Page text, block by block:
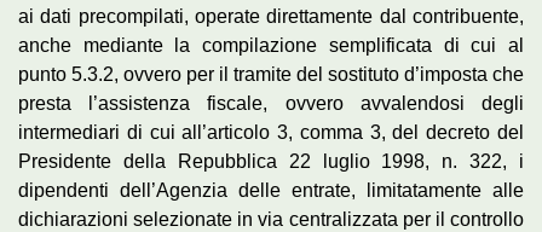
ai dati precompilati, operate direttamente dal contribuente,
anche mediante la compilazione semplificata di cui al
punto 5.3.2, ovvero per il tramite del sostituto d’imposta che
presta l’assistenza fiscale, ovvero avvalendosi degli
intermediari di cui all’articolo 3, comma 3, del decreto del
Presidente della Repubblica 22 luglio 1998, n. 322, i
dipendenti dell’Agenzia delle entrate, limitatamente alle
dichiarazioni selezionate in via centralizzata per il controllo